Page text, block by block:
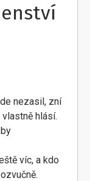
nezasil, zní
hlásí.
víc, a kdo